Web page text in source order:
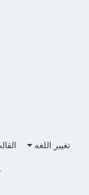
تغيير اللغه